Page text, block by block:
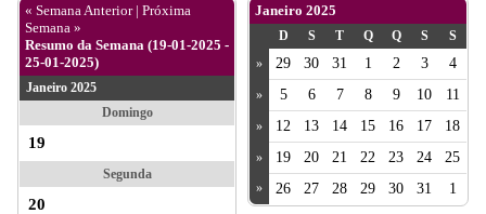
« Semana Anterior | Próxima
Semana »
Resumo da Semana (19-01-2025 -
25-01-2025)
Janeiro 2025
Domingo
19
Segunda
20
Janeiro 2025
D S T Q Q S
S
»
29 30 31 1 2 3 4
» 5 6 7 8 9 10 11
» 12 13 14 15 16 17 18
» 19 20 21 22 23 24 25
» 26 27 28 29 30 31 1